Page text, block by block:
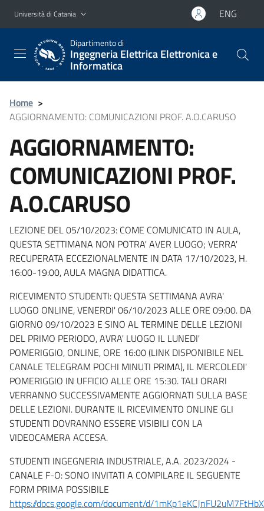
Vai al contenuto principale
Vai al menu di navigazione
Università di Catania ENG
Dipartimento di
Ingegneria Elettrica Elettronica e
Informatica
Home >
AGGIORNAMENTO: COMUNICAZIONI PROF. A.O.CARUSO
AGGIORNAMENTO:
COMUNICAZIONI PROF.
A.O.CARUSO
LEZIONE DEL 05/10/2023: COME COMUNICATO IN AULA,
QUESTA SETTIMANA NON POTRA' AVER LUOGO; VERRA'
RECUPERATA ECCEZIONALMENTE IN DATA 17/10/2023, H.
16:00-19:00, AULA MAGNA DIDATTICA.
RICEVIMENTO STUDENTI: QUESTA SETTIMANA AVRA'
LUOGO ONLINE, VENERDI' 06/10/2023 ALLE ORE 09:00. DA
GIORNO 09/10/2023 E SINO AL TERMINE DELLE LEZIONI
DEL PRIMO PERIODO, AVRA' LUOGO IL LUNEDI'
POMERIGGIO, ONLINE, ORE 16:00 (LINK DISPONIBILE NEL
CANALE TELEGRAM POCHI MINUTI PRIMA), IL MERCOLEDI'
POMERIGGIO IN UFFICIO ALLE ORE 15:30. TALI ORARI
VERRANNO SUCCESSIVAMENTE AGGIORNATI SULLA BASE
DELLE LEZIONI. DURANTE IL RICEVIMENTO ONLINE GLI
STUDENTI DOVRANNO ESSERE VISIBILI CON LA
VIDEOCAMERA ACCESA.
STUDENTI INGEGNERIA INDUSTRIALE, A.A. 2023/2024 -
CANALE F-O: SONO INVITATI A COMPILARE IL SEGUENTE
FORM PRIMA POSSIBILE
https://docs.google.com/document/d/